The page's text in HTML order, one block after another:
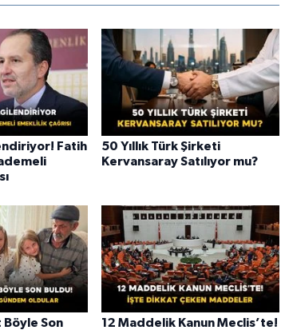
Fatih
50 Yıllık Türk Şirketi
Kervansaray Satılıyor mu?
Böyle Son
12 Maddelik Kanun Meclis’te!